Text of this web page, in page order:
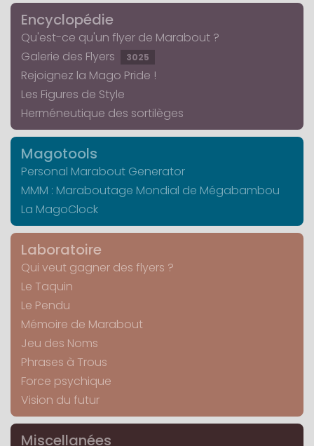
Encyclopédie
Qu'est-ce qu'un flyer de Marabout ?
Galerie des Flyers
3025
Rejoignez la Mago Pride !
Les Figures de Style
Herméneutique des sortilèges
Magotools
Personal Marabout Generator
MMM : Maraboutage Mondial de Mégabambou
La MagoClock
Laboratoire
Qui veut gagner des flyers ?
Le Taquin
Le Pendu
Mémoire de Marabout
Jeu des Noms
Phrases à Trous
Force psychique
Vision du futur
Miscellanées